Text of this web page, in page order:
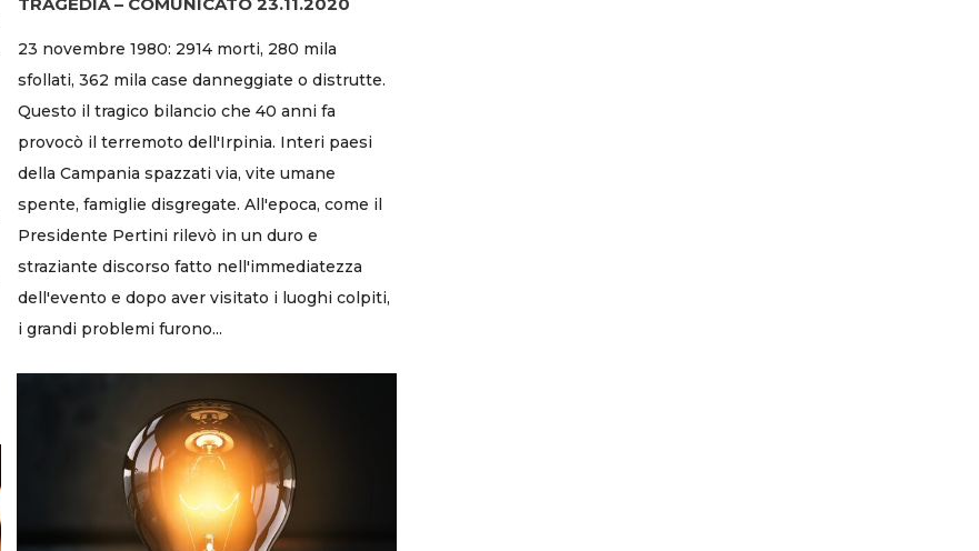
23 novembre 1980: 2914 morti, 280 mila
sfollati, 362 mila case danneggiate o distrutte.
Questo il tragico bilancio che 40 anni fa
provocò il terremoto dell'Irpinia. Interi paesi
della Campania spazzati via, vite umane
spente, famiglie disgregate. All'epoca, come il
Presidente Pertini rilevò in un duro e
straziante discorso fatto nell'immediatezza
dell'evento e dopo aver visitato i luoghi colpiti,
i grandi problemi furono...